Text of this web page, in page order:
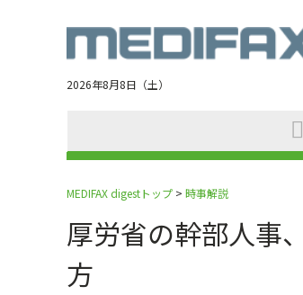
navigation
2026年8月8日（土）
MEDIFAX digestトップ > 時事解説
厚労省の幹部人
方